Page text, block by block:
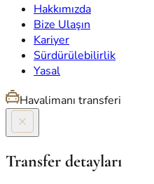
Hakkımızda
Bize Ulaşın
Kariyer
Sürdürülebilirlik
Yasal
Havalimanı transferi
Transfer detayları